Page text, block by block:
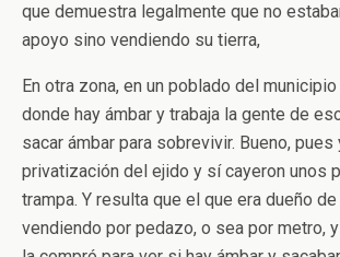
que demuestra legalmente que no
apoyo sino vendiendo su tierra,
En otra zona, en un poblado del municipio
donde hay ámbar y trabaja la gente de
sacar ámbar para sobrevivir. Bueno,
privatización del ejido y sí cayeron unos
trampa. Y resulta que el que era dueño
vendiendo por pedazo, o sea por metro,